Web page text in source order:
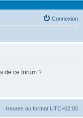
Connexion
de ce forum ?
Heures au format UTC+02:00